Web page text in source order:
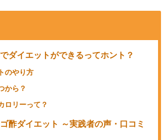
ダイエットができるってホント？
のやり方
から？
ロリーって？
酢ダイエット ～実践者の声・口コミ